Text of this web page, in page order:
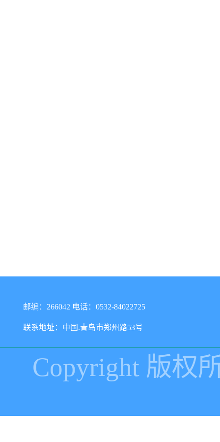
邮编：266042 电话：0532-84022725
联系地址：中国.青岛市郑州路53号
Copyright 版权